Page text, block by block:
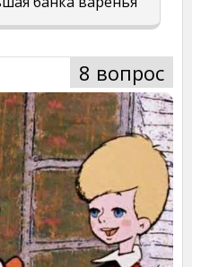
8 вопрос